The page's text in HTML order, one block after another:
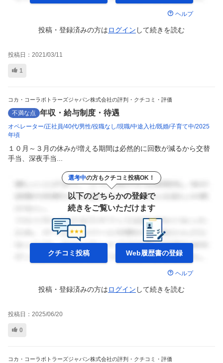
ヘルプ
投稿・登録済みの方はログイン して続きを読む
投稿日： 2021/03/11
1
コカ・コーラボトラーズジャパン株式会社の評判・クチコミ・評価
不満な点 年収・給与制度・待遇
オペレーター 正社員 40代 男性 役職なし 現職 中途入社 既婚 子育て中 2025
年頃
１０月～３月の休みが増える期間は必然的に回数が減るから交替
手当、深夜手当...
選考中の方もクチコミ投稿OK！
以下のどちらかの登録で
続きをご覧いただけます
クチコミ投稿 Web履歴書の登録
ヘルプ
投稿・登録済みの方はログイン して続きを読む
投稿日： 2025/06/20
0
コカ・コーラボトラーズジャパン株式会社の評判・クチコミ・評価